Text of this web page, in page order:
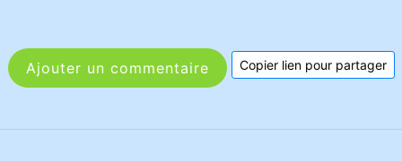
Ajouter un commentaire Copier lien pour partager